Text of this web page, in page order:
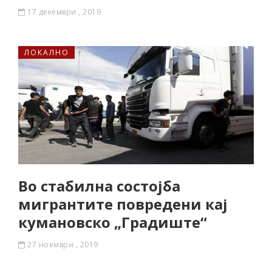
17 декември , 2019
ЛОКАЛНО
Во стабилна состојба
мигрантите повредени кај
кумановско „Градиште“
27 ноември , 2019